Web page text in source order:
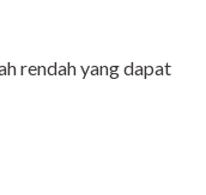
rendah yang dapat